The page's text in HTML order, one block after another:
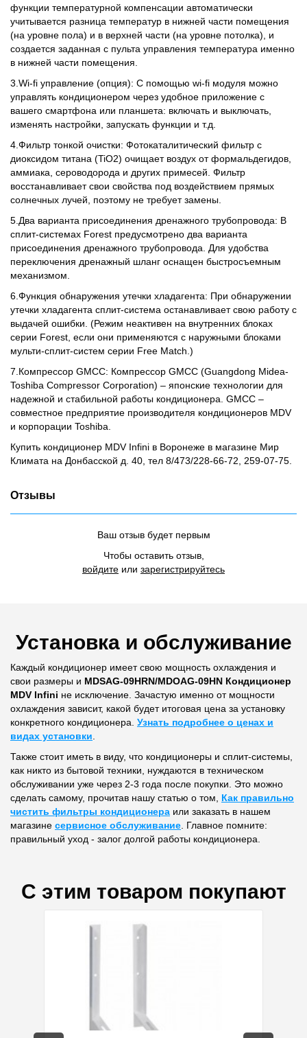
функции температурной компенсации автоматически
учитывается разница температур в нижней части помещения
(на уровне пола) и в верхней части (на уровне потолка), и
создается заданная с пульта управления температура именно
в нижней части помещения.
3.Wi-fi управление (опция): С помощью wi-fi модуля можно
управлять кондиционером через удобное приложение с
вашего смартфона или планшета: включать и выключать,
изменять настройки, запускать функции и т.д.
4.Фильтр тонкой очистки: Фотокаталитический фильтр с
диоксидом титана (TiO2) очищает воздух от формальдегидов,
аммиака, сероводорода и других примесей. Фильтр
восстанавливает свои свойства под воздействием прямых
солнечных лучей, поэтому не требует замены.
5.Два варианта присоединения дренажного трубопровода: В
сплит-системах Forest предусмотрено два варианта
присоединения дренажного трубопровода. Для удобства
переключения дренажный шланг оснащен быстросъемным
механизмом.
6.Функция обнаружения утечки хладагента: При обнаружении
утечки хладагента сплит-система останавливает свою работу с
выдачей ошибки. (Режим неактивен на внутренних блоках
серии Forest, если они применяются с наружными блоками
мульти-сплит-систем серии Free Match.)
7.Компрессор GMCC: Компрессор GMCC (Guangdong Midea-
Toshiba Compressor Corporation) – японские технологии для
надежной и стабильной работы кондиционера. GMCC –
совместное предприятие производителя кондиционеров MDV
и корпорации Toshiba.
Купить кондиционер MDV Infini в Воронеже в магазине Мир
Климата на Донбасской д. 40, тел 8/473/228-66-72, 259-07-75.
Отзывы
Ваш отзыв будет первым
Чтобы оставить отзыв,
войдите или зарегистрируйтесь
Установка и обслуживание
Каждый кондиционер имеет свою мощность охлаждения и
свои размеры и MDSAG-09HRN/MDOAG-09HN Кондиционер
MDV Infini не исключение. Зачастую именно от мощности
охлаждения зависит, какой будет итоговая цена за установку
конкретного кондиционера. Узнать подробнее о ценах и
видах установки
Также стоит иметь в виду, что кондиционеры и сплит-системы,
как никто из бытовой техники, нуждаются в техническом
обслуживании уже через 2-3 года после покупки. Это можно
сделать самому, прочитав нашу статью о том, Как правильно
чистить фильтры кондиционера или заказать в нашем
магазине сервисное обслуживание . Главное помните:
правильный уход - залог долгой работы кондиционера.
С этим товаром покупают